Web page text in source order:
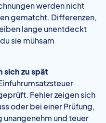
werden nicht
gematcht. Differenzen,
lange unentdeckt
sie mühsam
sich zu spät
Fehler zeigen sich
oder bei einer Prüfung,
unangenehm und teuer